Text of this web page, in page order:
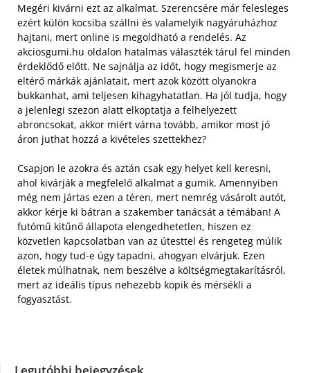
Megéri kivárni ezt az alkalmat. Szerencsére már felesleges
ezért külön kocsiba szállni és valamelyik nagyáruházhoz
hajtani, mert online is megoldható a rendelés. Az
akciosgumi.hu oldalon hatalmas választék tárul fel minden
érdeklődő előtt. Ne sajnálja az időt, hogy megismerje az
eltérő márkák ajánlatait, mert azok között olyanokra
bukkanhat, ami teljesen kihagyhatatlan. Ha jól tudja, hogy
a jelenlegi szezon alatt elkoptatja a felhelyezett
abroncsokat, akkor miért várna tovább, amikor most jó
áron juthat hozzá a kivételes szettekhez?
Csapjon le azokra és aztán csak egy helyet kell keresni,
ahol kivárják a megfelelő alkalmat a gumik. Amennyiben
még nem jártas ezen a téren, mert nemrég vásárolt autót,
akkor kérje ki bátran a szakember tanácsát a témában! A
futómű kitűnő állapota elengedhetetlen, hiszen ez
közvetlen kapcsolatban van az útesttel és rengeteg múlik
azon, hogy tud-e úgy tapadni, ahogyan elvárjuk. Ezen
életek múlhatnak, nem beszélve a költségmegtakarításról,
mert az ideális típus nehezebb kopik és mérsékli a
fogyasztást.
Legutóbbi bejegyzések